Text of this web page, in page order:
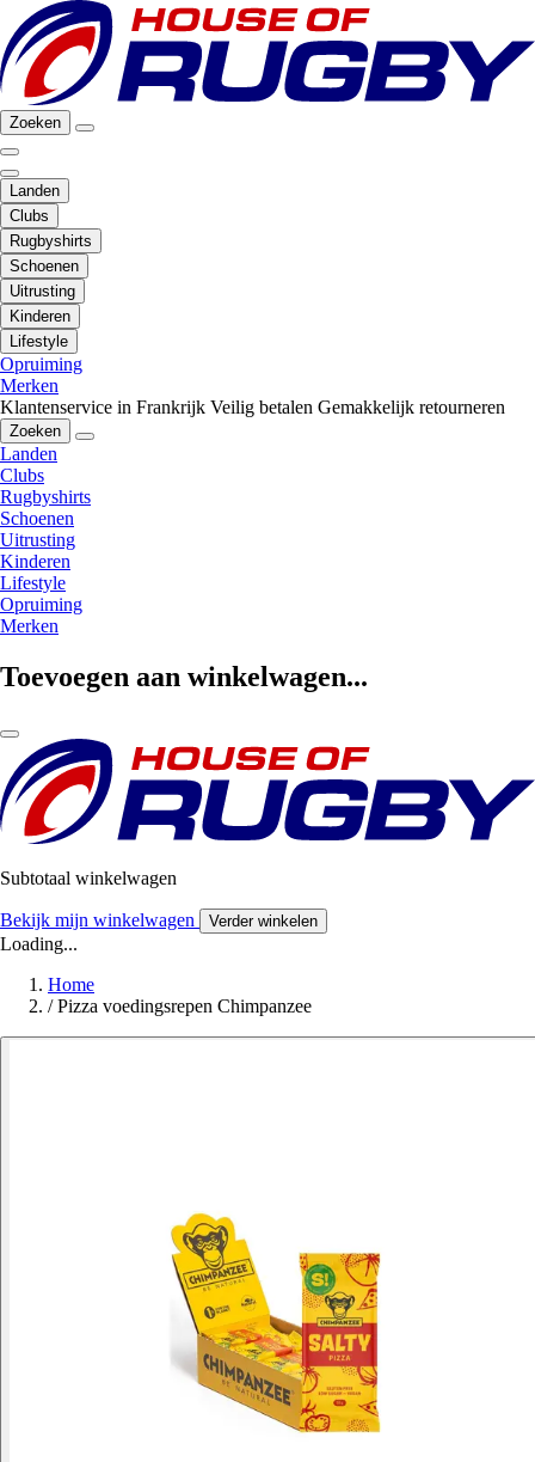
Zoeken
Landen
Clubs
Rugbyshirts
Schoenen
Uitrusting
Kinderen
Lifestyle
Opruiming
Merken
Klantenservice in Frankrijk Veilig betalen Gemakkelijk retourneren
Zoeken
Landen
Clubs
Rugbyshirts
Schoenen
Uitrusting
Kinderen
Lifestyle
Opruiming
Merken
Toevoegen aan winkelwagen...
Subtotaal winkelwagen
Bekijk mijn winkelwagen Verder winkelen
Loading...
Home
/ Pizza voedingsrepen Chimpanzee